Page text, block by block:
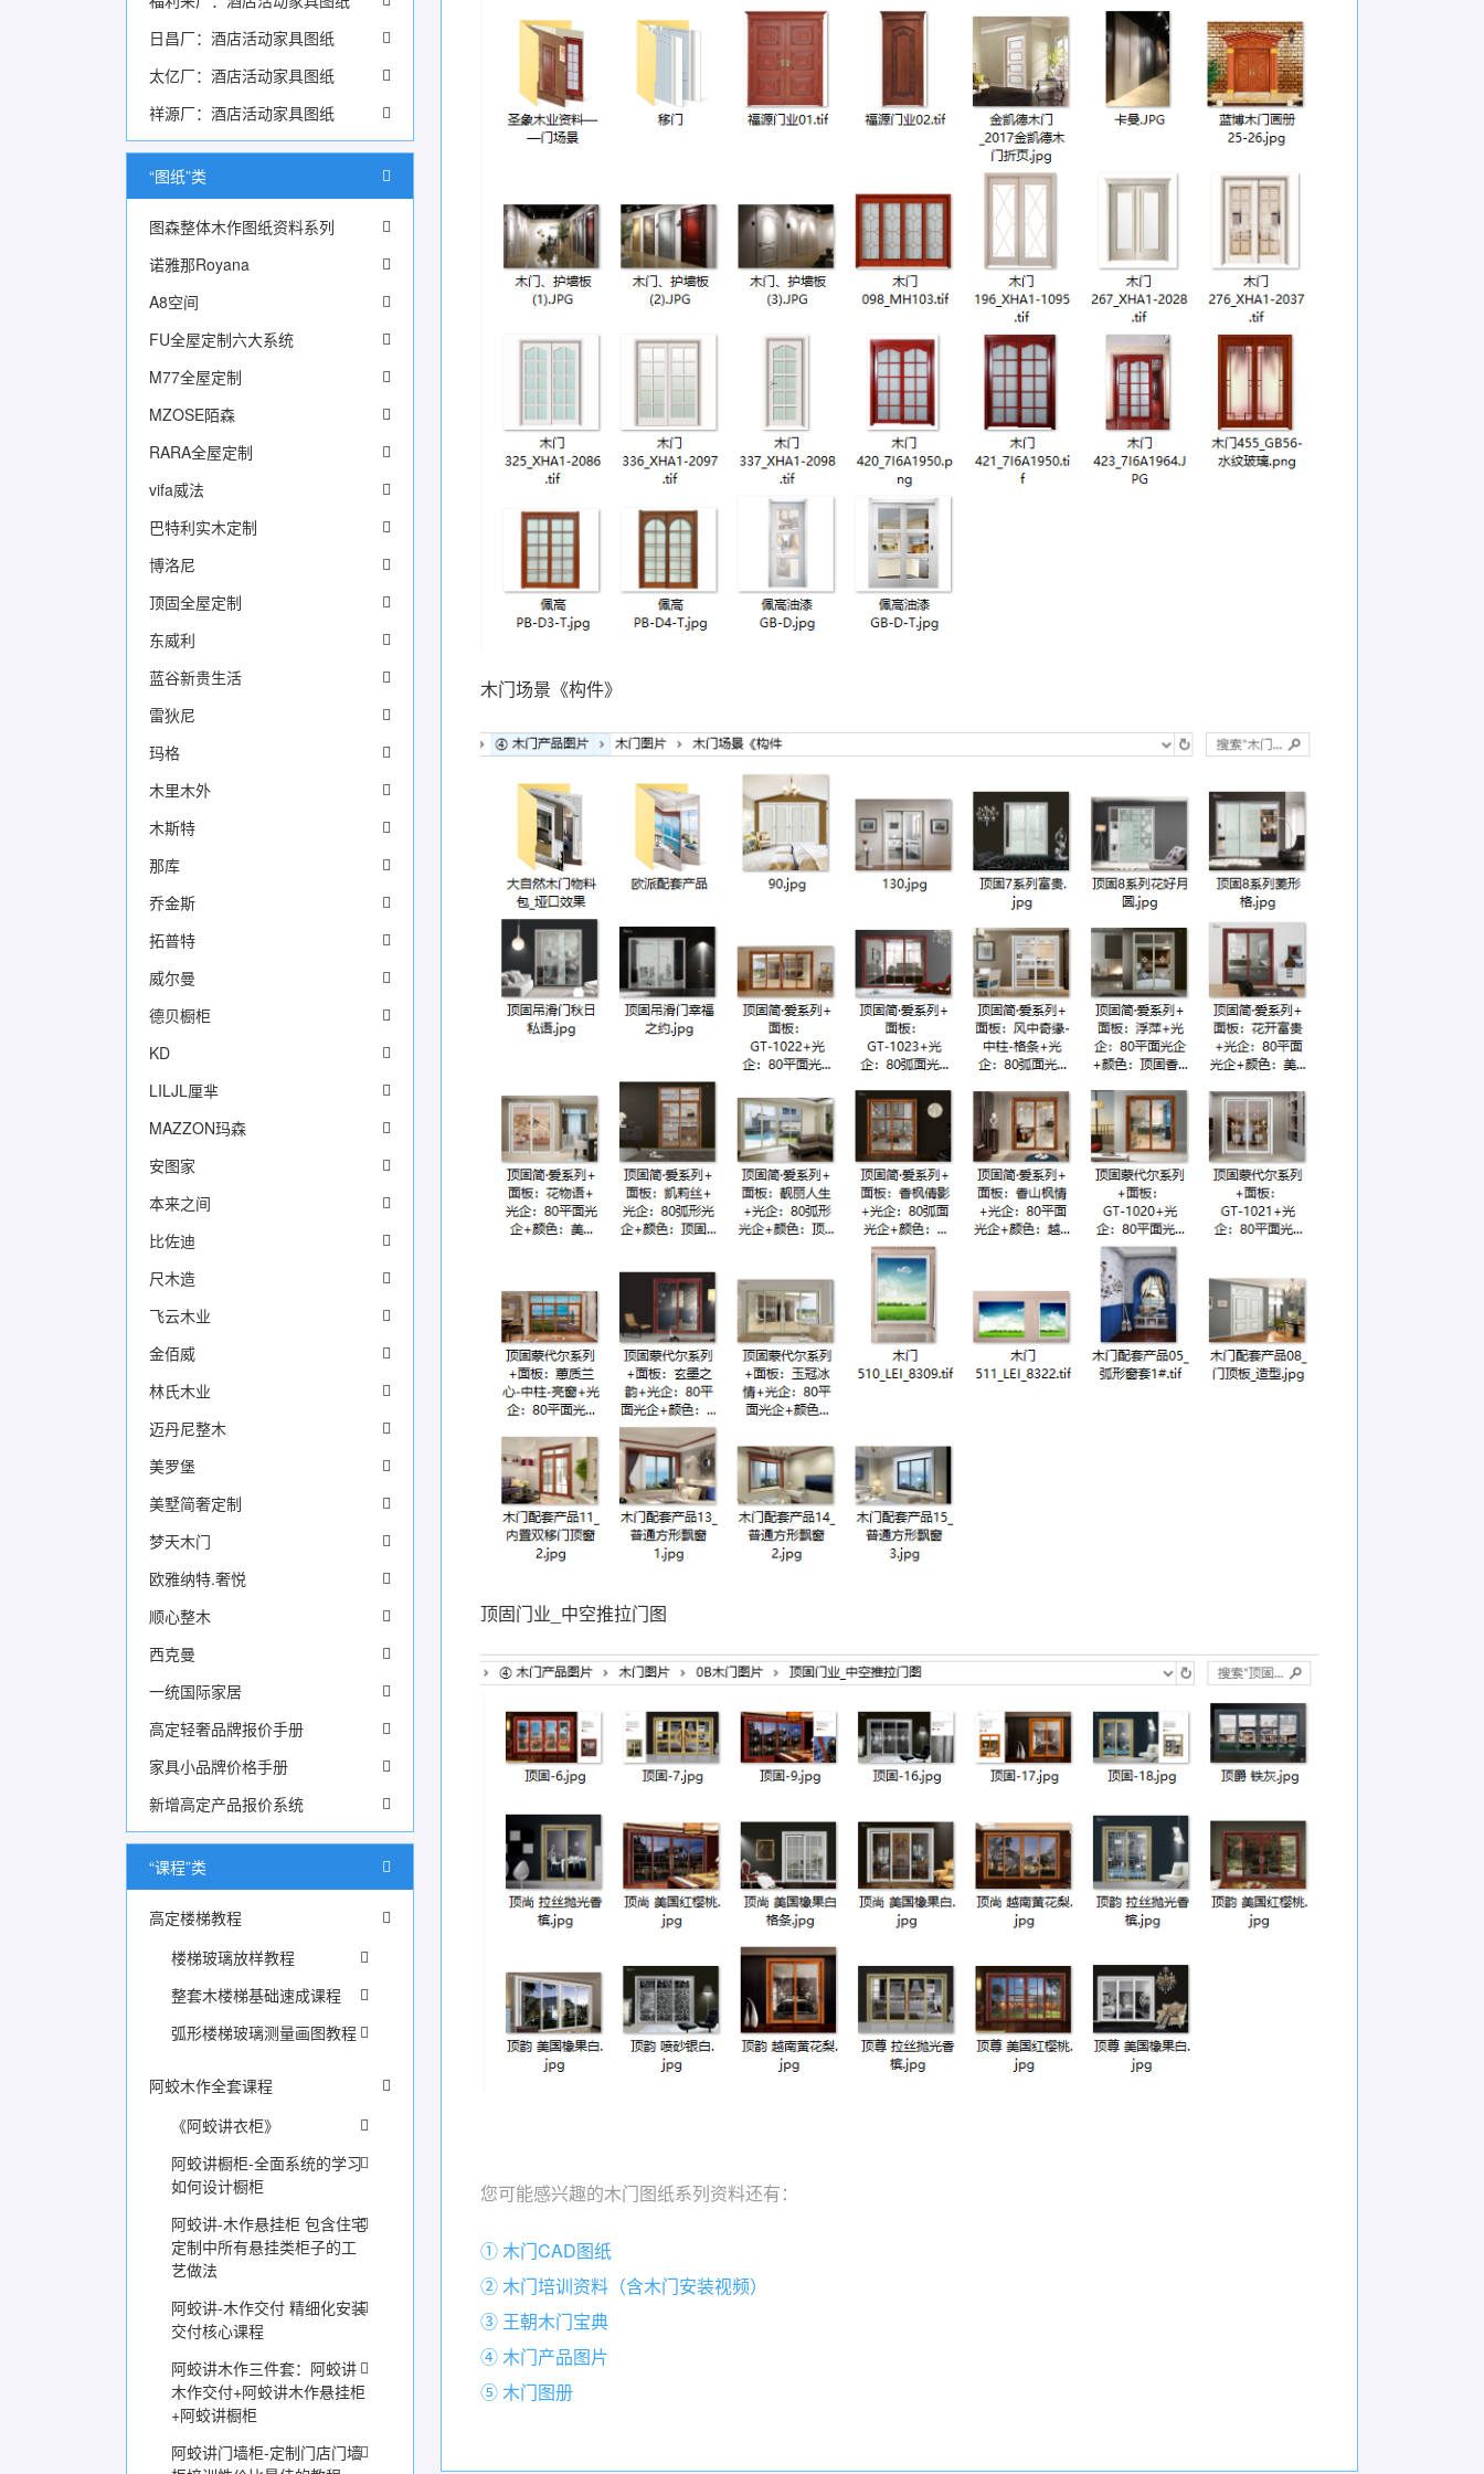
日昌厂：酒店活动家具图纸
太亿厂：酒店活动家具图纸
祥源厂：酒店活动家具图纸
“图纸”类
图森整体木作图纸资料系列
诺雅那Royana
A8空间
FU全屋定制六大系统
M77全屋定制
MZOSE陌森
RARA全屋定制
vifa威法
巴特利实木定制
博洛尼
顶固全屋定制
东威利
蓝谷新贵生活
雷狄尼
玛格
木里木外
木斯特
那库
乔金斯
拓普特
威尔曼
德贝橱柜
KD
LILJL厘芈
MAZZON玛森
安图家
本来之间
比佐迪
尺木造
飞云木业
金佰威
林氏木业
迈丹尼整木
美罗堡
美墅简奢定制
梦天木门
欧雅纳特.奢悦
顺心整木
西克曼
一统国际家居
高定轻奢品牌报价手册
家具小品牌价格手册
新增高定产品报价系统
“课程”类
高定楼梯教程
楼梯玻璃放样教程
整套木楼梯基础速成课程
弧形楼梯玻璃测量画图教程
阿蛟木作全套课程
《阿蛟讲衣柜》
阿蛟讲橱柜-全面系统的学习
如何设计橱柜
阿蛟讲-木作悬挂柜 包含住宅
定制中所有悬挂类柜子的工
艺做法
阿蛟讲-木作交付 精细化安装
交付核心课程
阿蛟讲木作三件套：阿蛟讲
木作交付+阿蛟讲木作悬挂柜
+阿蛟讲橱柜
阿蛟讲门墙柜-定制门店门墙
木门场景《构件》
顶固门业_中空推拉门图
您可能感兴趣的木门图纸系列资料还有：
① 木门CAD图纸
② 木门培训资料（含木门安装视频）
③ 王朝木门宝典
④ 木门产品图片
⑤ 木门图册